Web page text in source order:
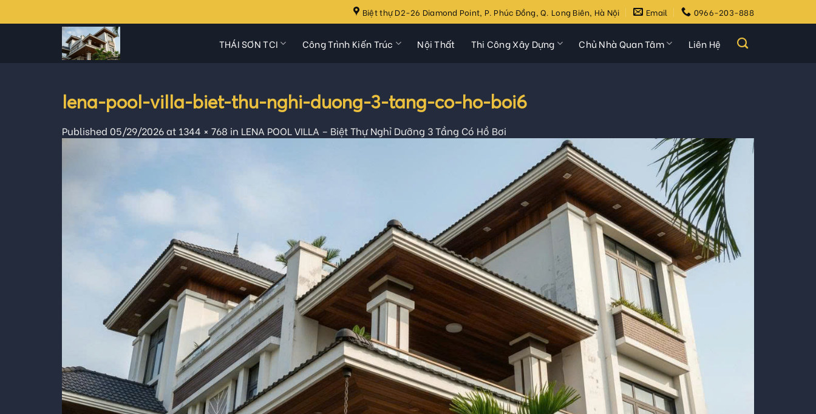
to
Biệt thự D2-26 Diamond Point, P. Phúc Đồng, Q. Long Biên, Hà Nội Email 0966-203-888
THÁI SƠN TCI Công Trình Kiến Trúc Nội Thất Thi Công Xây Dựng Chủ Nhà Quan Tâm Liên Hệ
lena-pool-villa-biet-thu-nghi-duong-3-tang-co-ho-boi6
Published 05/29/2026at 1344 × 768 in LENA POOL VILLA – Biệt Thự Nghỉ Dưỡng 3 Tầng Có Hồ Bơi